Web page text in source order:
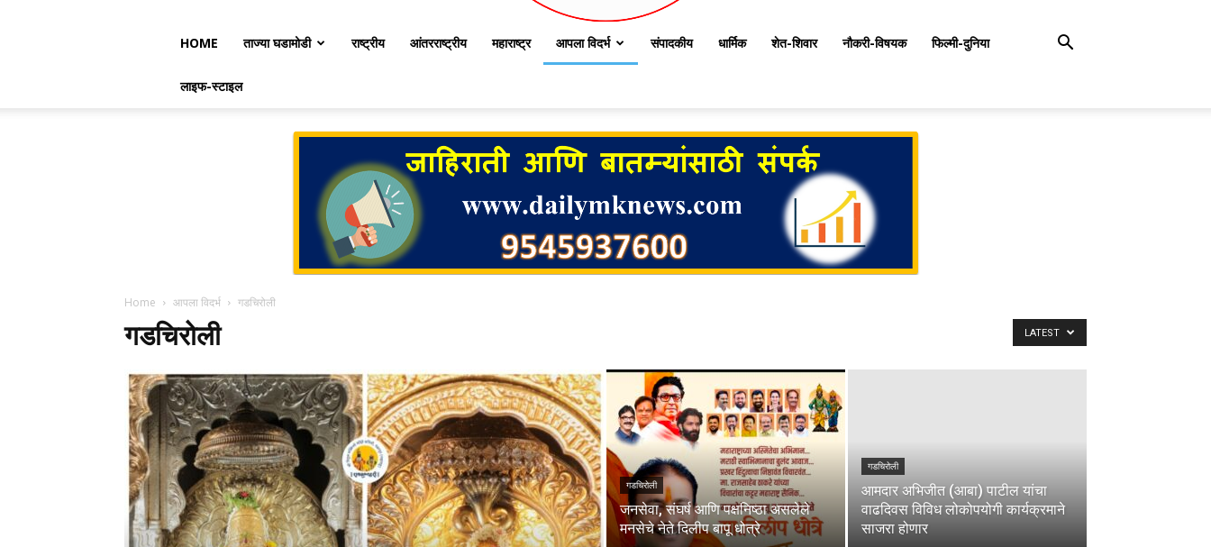
HOME ताज्या घडामोडी राष्ट्रीय आंतरराष्ट्रीय महाराष्ट्र आपला विदर्भ संपादकीय धार्मिक शेत-शिवार नौकरी-विषयक फिल्मी-दुनिया
लाइफ-स्टाइल
Home आपला विदर्भ गडचिरोली
गडचिरोली LATEST
गडचिरोली
जनसेवा, संघर्ष आणि पक्षनिष्ठा असलेले
मनसेचे नेते दिलीप बापू धोत्रे
गडचिरोली
आमदार अभिजीत (आबा) पाटील यांचा
वाढदिवस विविध लोकोपयोगी कार्यक्रमाने
साजरा होणार